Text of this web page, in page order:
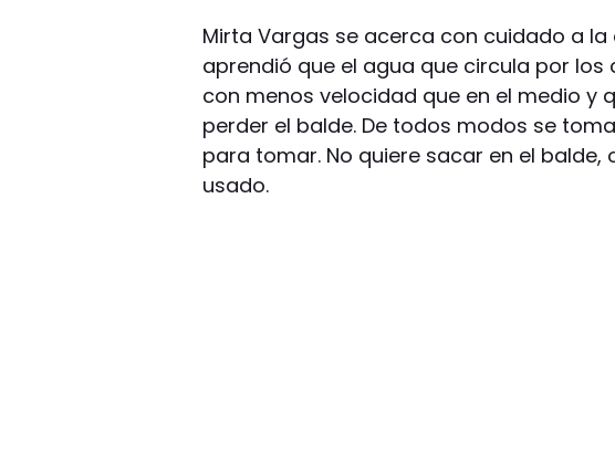
Mirta Vargas se acerca con cuidado a
aprendió que el agua que circula por
con menos velocidad que en el medio y
perder el balde. De todos modos se
para tomar. No quiere sacar en el
usado.